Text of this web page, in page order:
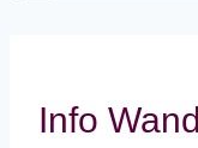
Info